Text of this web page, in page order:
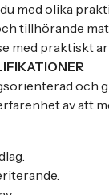
med olika
tillhörande
med praktiskt
och
av att